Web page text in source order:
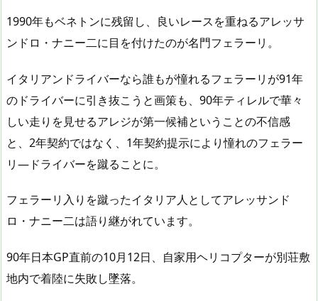
1990年もベネトンに残留し、良いレースを重ねるアレッサ
ンドロ・ナニー二に目を付けたのが名門フェラーリ。
イタリアンドライバーなら誰もが憧れるフェラーリが91年
のドライバーに引き抜こうと画策も、90年ティレルで華々
しい走りを見せるアレジが第一候補ということの不信感
と、2年契約ではなく、1年契約提示により憧れのフェラー
リ―ドライバーを蹴ることに。
フェラーリ入りを蹴ったイタリア人としてアレッサンド
ロ・ナニー二は語り継がれています。
90年日本GP直前の10月12日、自家用ヘリコプターが別荘敷
地内で着陸に失敗し墜落。